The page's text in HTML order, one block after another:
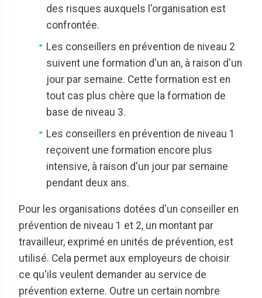
des risques auxquels l'organisation est
confrontée.
Les conseillers en prévention de niveau 2
suivent une formation d'un an, à raison d'un
jour par semaine. Cette formation est en
tout cas plus chère que la formation de
base de niveau 3.
Les conseillers en prévention de niveau 1
reçoivent une formation encore plus
intensive, à raison d'un jour par semaine
pendant deux ans.
Pour les organisations dotées d'un conseiller en
prévention de niveau 1 et 2, un montant par
travailleur, exprimé en unités de prévention, est
utilisé. Cela permet aux employeurs de choisir
ce qu'ils veulent demander au service de
prévention externe. Outre un certain nombre